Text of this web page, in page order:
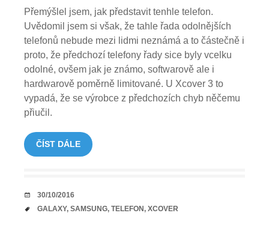
Přemýšlel jsem, jak představit tenhle telefon.
Uvědomil jsem si však, že tahle řada odolnějších
telefonů nebude mezi lidmi neznámá a to částečně i
proto, že předchozí telefony řady sice byly vcelku
odolné, ovšem jak je známo, softwarově ale i
hardwarově poměrně limitované. U Xcover 3 to
vypadá, že se výrobce z předchozích chyb něčemu
přiučil.
ČÍST DÁLE
DATUM
30/10/2016
TAGY
GALAXY, SAMSUNG, TELEFON, XCOVER